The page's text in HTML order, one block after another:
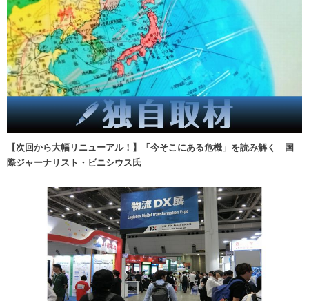
【次回から大幅リニューアル！】「今そこにある危機」を読み解く 国
際ジャーナリスト・ビニシウス氏